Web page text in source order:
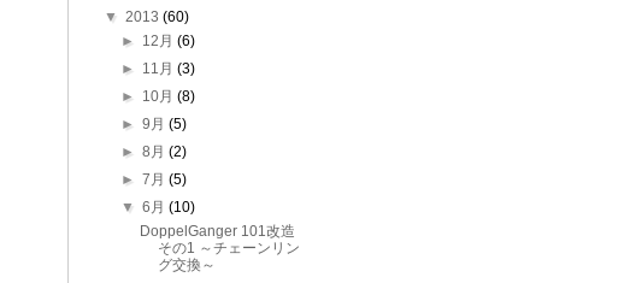
▼ 2013 (60)
► 12月(6)
► 11月(3)
► 10月(8)
►9月(5)
►8月(2)
►7月(5)
▼6月(10)
DoppelGanger 101改造
その1 ～チェーンリン
グ交換～